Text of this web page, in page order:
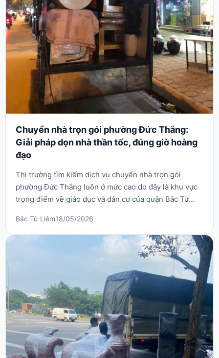
Chuyển nhà trọn gói phường Đức Thắng:
Giải pháp dọn nhà thần tốc, đúng giờ hoàng
đạo
Thị trường tìm kiếm dịch vụ chuyển nhà trọn gói
phường Đức Thắng luôn ở mức cao do đây là khu vực
trọng điểm về giáo dục và dân cư của quận Bắc Từ
hàng ngàn sinh viên, giảng viên mà còn là khu vực
đang phát triển mạnh mẽ các tòa chung cư và biệt thự
mới. Tuy nhiên, đặc trưng của Đức Thắng là những ...
Bắc Từ Liêm18/05/2026